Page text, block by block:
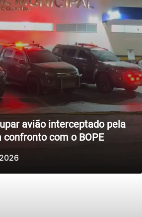
avião interceptado pela
confronto com o BOPE